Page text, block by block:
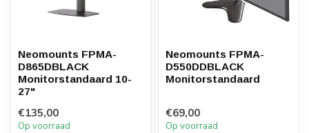
Neomounts FPMA-
D865DBLACK
Monitorstandaard 10-
27"
€135,00
Op voorraad
Neomounts FPMA-
D550DDBLACK
Monitorstandaard
€69,00
Op voorraad